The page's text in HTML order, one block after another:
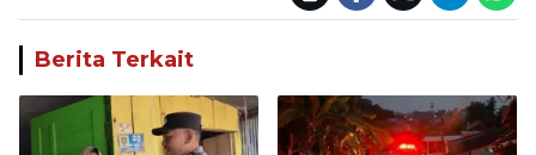
Berita Terkait